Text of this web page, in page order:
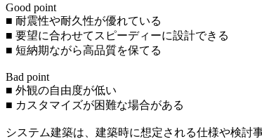
Good point
■ 耐震性や耐久性が優れている
■ 要望に合わせてスピーディーに設計できる
■ 短納期ながら高品質を保てる
Bad point
■ 外観の自由度が低い
■ カスタマイズが困難な場合がある
システム建築は、建築時に想定される仕様や検討